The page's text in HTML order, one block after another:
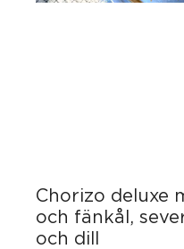
Chorizo deluxe
och fänkål,
och dill